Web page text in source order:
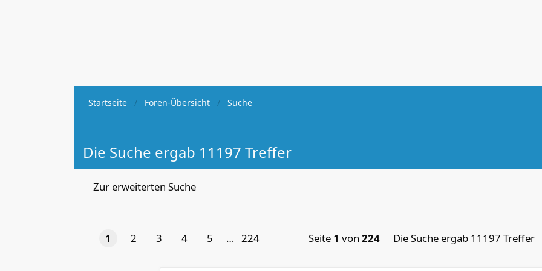
Startseite Foren-Übersicht Suche
Die Suche ergab 11197 Treffer
Zur erweiterten Suche
1 2 3 4 5 … 224 Seite 1 von 224 Die Suche ergab 11197 Treffer